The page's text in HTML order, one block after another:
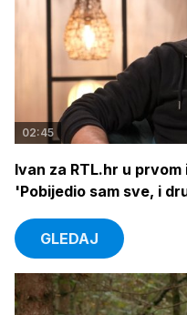
02:45
Ivan za RTL.hr u
'Pobijedio sam sve, i
GLEDAJ